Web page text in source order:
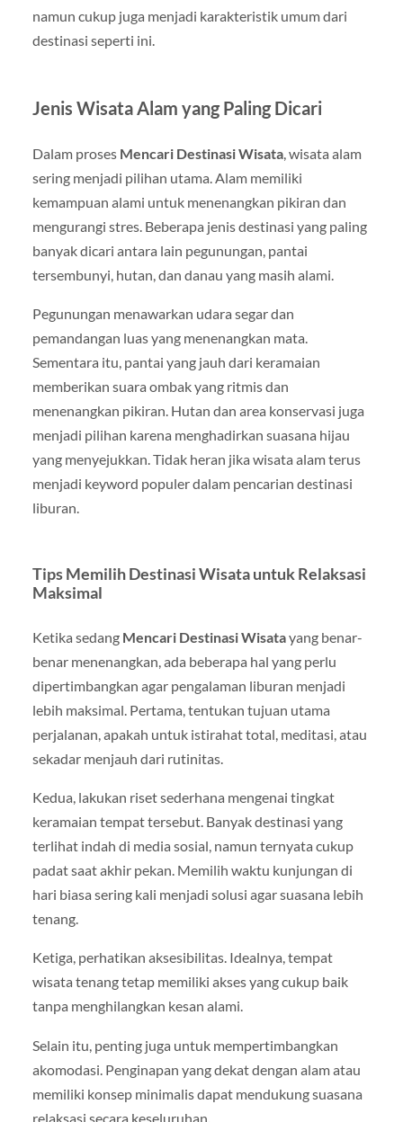
namun cukup juga menjadi karakteristik umum dari
destinasi seperti ini.
Jenis Wisata Alam yang Paling Dicari
Dalam proses Mencari Destinasi Wisata, wisata alam
sering menjadi pilihan utama. Alam memiliki
kemampuan alami untuk menenangkan pikiran dan
mengurangi stres. Beberapa jenis destinasi yang paling
banyak dicari antara lain pegunungan, pantai
tersembunyi, hutan, dan danau yang masih alami.
Pegunungan menawarkan udara segar dan
pemandangan luas yang menenangkan mata.
Sementara itu, pantai yang jauh dari keramaian
memberikan suara ombak yang ritmis dan
menenangkan pikiran. Hutan dan area konservasi juga
menjadi pilihan karena menghadirkan suasana hijau
yang menyejukkan. Tidak heran jika wisata alam terus
menjadi keyword populer dalam pencarian destinasi
liburan.
Tips Memilih Destinasi Wisata untuk Relaksasi
Maksimal
Ketika sedang Mencari Destinasi Wisatayang benar-
benar menenangkan, ada beberapa hal yang perlu
dipertimbangkan agar pengalaman liburan menjadi
lebih maksimal. Pertama, tentukan tujuan utama
perjalanan, apakah untuk istirahat total, meditasi, atau
sekadar menjauh dari rutinitas.
Kedua, lakukan riset sederhana mengenai tingkat
keramaian tempat tersebut. Banyak destinasi yang
terlihat indah di media sosial, namun ternyata cukup
padat saat akhir pekan. Memilih waktu kunjungan di
hari biasa sering kali menjadi solusi agar suasana lebih
tenang.
Ketiga, perhatikan aksesibilitas. Idealnya, tempat
wisata tenang tetap memiliki akses yang cukup baik
tanpa menghilangkan kesan alami.
Selain itu, penting juga untuk mempertimbangkan
akomodasi. Penginapan yang dekat dengan alam atau
memiliki konsep minimalis dapat mendukung suasana
relaksasi secara keseluruhan.